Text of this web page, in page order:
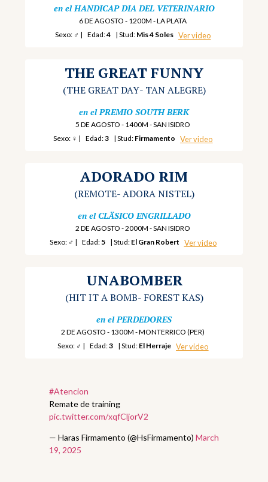
en el HANDICAP DIA DEL VETERINARIO
6 DE AGOSTO - 1200M - LA PLATA
Sexo: ♂ | Edad:4 | Stud: Mis 4 Soles Ver video
THE GREAT FUNNY
(THE GREAT DAY- TAN ALEGRE)
en el PREMIO SOUTH BERK
5 DE AGOSTO - 1400M - SAN ISIDRO
Sexo: ♀ | Edad:3 | Stud: Firmamento Ver video
ADORADO RIM
(REMOTE- ADORA NISTEL)
en elCLÄSICO ENGRILLADO
2 DE AGOSTO - 2000M - SAN ISIDRO
Sexo: ♂ | Edad: 5 | Stud: El Gran Robert Ver video
UNABOMBER
(HIT IT A BOMB- FOREST KAS)
en el PERDEDORES
2 DE AGOSTO - 1300M - MONTERRICO (PER)
Sexo: ♂ | Edad:3 | Stud: El Herraje Ver video
#Atencion
Remate de training
pic.twitter.com/xqfCljorV2
— Haras Firmamento (@HsFirmamento) March
19, 2025